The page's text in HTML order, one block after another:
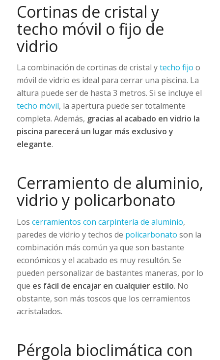
Cortinas de cristal y
techo móvil o fijo de
vidrio
La combinación de cortinas de cristal ytecho fijo o
móvil de vidrio es ideal para cerrar una piscina. La
altura puede ser de hasta 3 metros. Si se incluye el
techo móvil, la apertura puede ser totalmente
completa. Además, gracias al acabado en vidrio la
piscina parecerá un lugar más exclusivo y
elegante.
Cerramiento de aluminio,
vidrio y policarbonato
Los cerramientos con carpintería de aluminio,
paredes de vidrio y techos de policarbonato son la
combinación más común ya que son bastante
económicos y el acabado es muy resultón. Se
pueden personalizar de bastantes maneras, por lo
que es fácil de encajar en cualquier estilo. No
obstante, son más toscos que los cerramientos
acristalados.
Pérgola bioclimática con